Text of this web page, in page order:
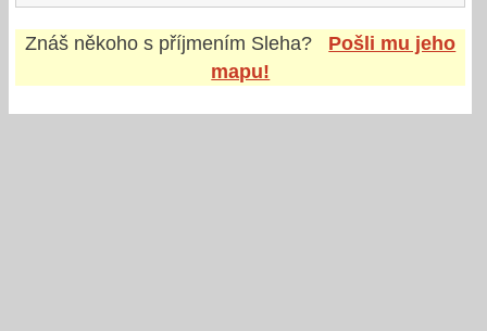
Znáš někoho s příjmením Sleha?
Pošli mu jeho
mapu!